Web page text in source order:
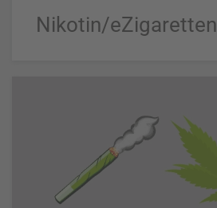
Nikotin/eZigaretten